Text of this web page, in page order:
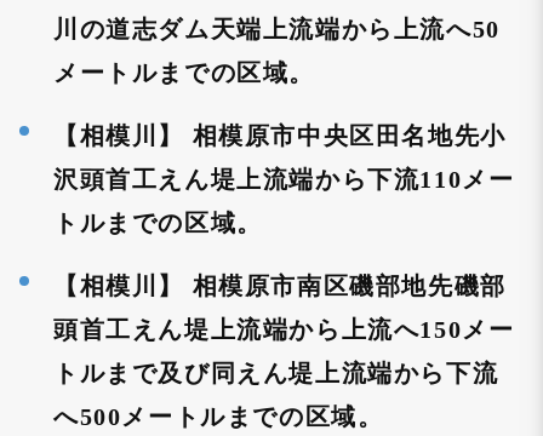
川の道志ダム天端上流端から上流へ50
メートルまでの区域。
【相模川】 相模原市中央区田名地先小
沢頭首工えん堤上流端から下流110メー
トルまでの区域。
【相模川】 相模原市南区磯部地先磯部
頭首工えん堤上流端から上流へ150メー
トルまで及び同えん堤上流端から下流
へ500メートルまでの区域。